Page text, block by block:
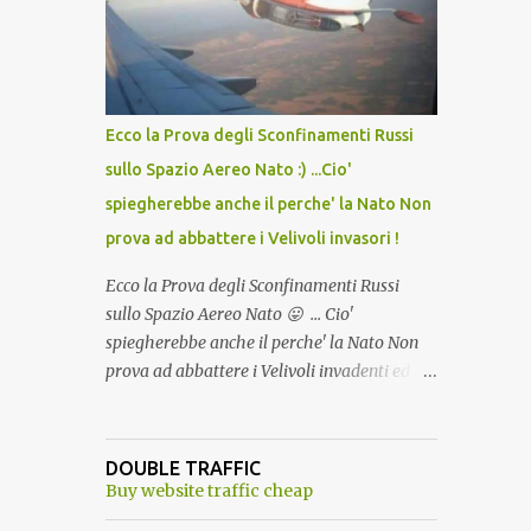
lo scopo della temperatura? Qualcuno a suo
tempo ribattezzo' il Vaccino come: l' Amaro
del Capo, era "spettacolare Ghiacciato, ma
andava bene anche, a Temperatura
Ambiente"! Riproponiamo l'articolo per NON
Ecco la Prova degli Sconfinamenti Russi
sullo Spazio Aereo Nato :) ...Cio'
spiegherebbe anche il perche' la Nato Non
prova ad abbattere i Velivoli invasori !
Ecco la Prova degli Sconfinamenti Russi
sullo Spazio Aereo Nato 😛 ... Cio'
spiegherebbe anche il perche' la Nato Non
prova ad abbattere i Velivoli invadenti ed
alcuna notizia di un'invasione dello spazio
aereo NATO da parte di un robot chiamato
DOUBLE TRAFFIC
Buy website traffic cheap